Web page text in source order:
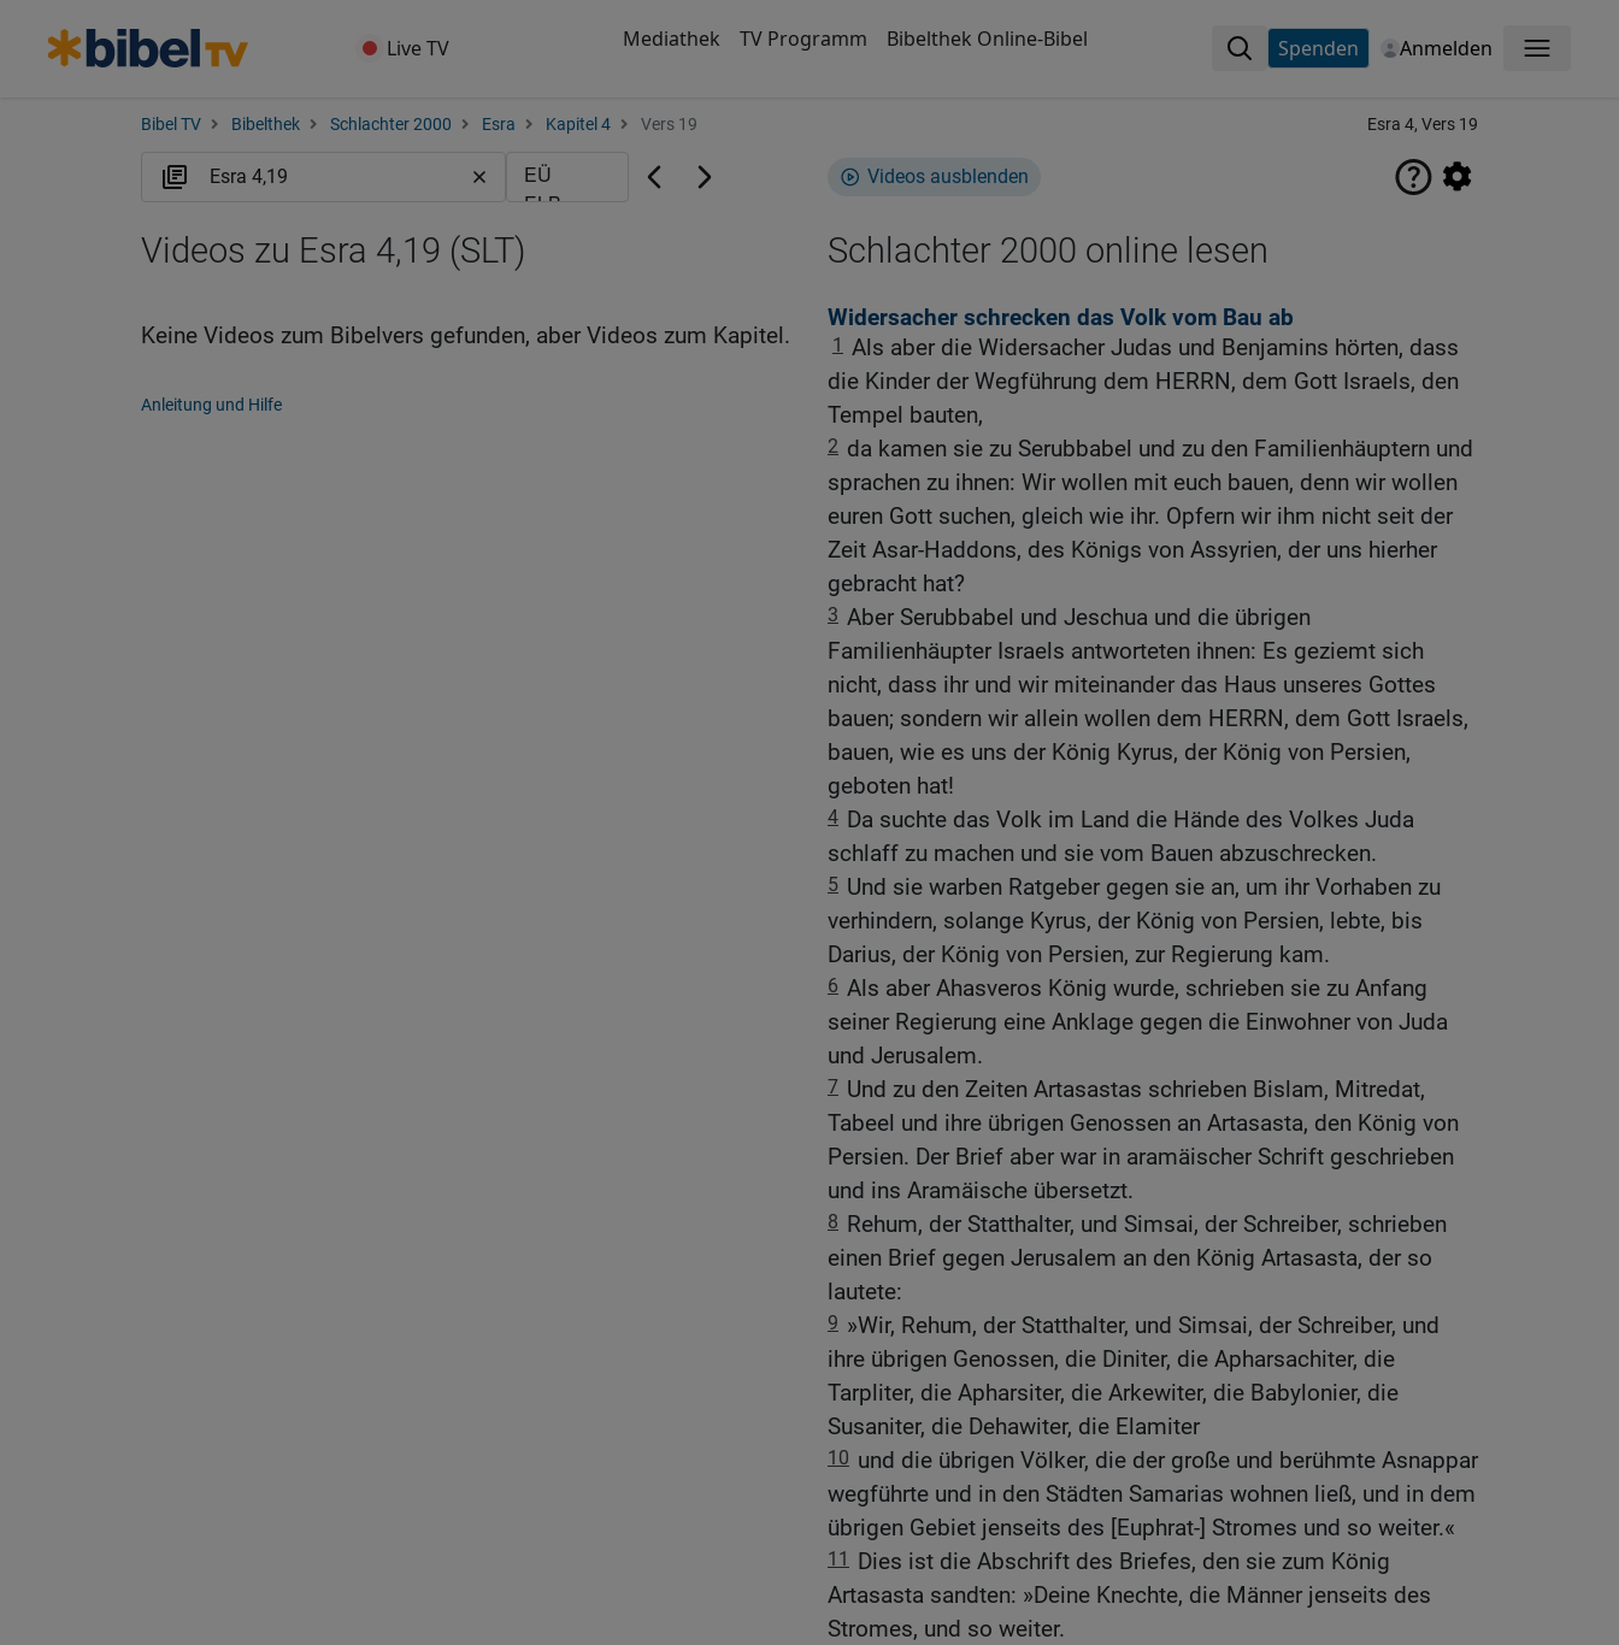
Live TV Mediathek TV Programm Bibelthek Online-Bibel Spenden Anmelden Menü
Bibel TV Bibelthek Schlachter 2000 Esra Kapitel 4 Vers 19 Esra 4, Vers 19
Videos ausblenden
Schlachter 2000 online lesen
Widersacher schrecken das Volk vom Bau ab
1 Als aber die Widersacher Judas und Benjamins hörten, dass
die Kinder der Wegführung dem HERRN, dem Gott Israels, den
Tempel bauten,
2 da kamen sie zu Serubbabel und zu den Familienhäuptern und
sprachen zu ihnen: Wir wollen mit euch bauen, denn wir wollen
euren Gott suchen, gleich wie ihr. Opfern wir ihm nicht seit der
Zeit Asar-Haddons, des Königs von Assyrien, der uns hierher
gebracht hat?
3 Aber Serubbabel und Jeschua und die übrigen
Familienhäupter Israels antworteten ihnen: Es geziemt sich
nicht, dass ihr und wir miteinander das Haus unseres Gottes
bauen; sondern wir allein wollen dem HERRN, dem Gott Israels,
bauen, wie es uns der König Kyrus, der König von Persien,
geboten hat!
4 Da suchte das Volk im Land die Hände des Volkes Juda
schlaff zu machen und sie vom Bauen abzuschrecken.
5 Und sie warben Ratgeber gegen sie an, um ihr Vorhaben zu
verhindern, solange Kyrus, der König von Persien, lebte, bis
Darius, der König von Persien, zur Regierung kam.
6 Als aber Ahasveros König wurde, schrieben sie zu Anfang
seiner Regierung eine Anklage gegen die Einwohner von Juda
und Jerusalem.
7 Und zu den Zeiten Artasastas schrieben Bislam, Mitredat,
Tabeel und ihre übrigen Genossen an Artasasta, den König von
Persien. Der Brief aber war in aramäischer Schrift geschrieben
und ins Aramäische übersetzt.
8 Rehum, der Statthalter, und Simsai, der Schreiber, schrieben
einen Brief gegen Jerusalem an den König Artasasta, der so
lautete:
9 »Wir, Rehum, der Statthalter, und Simsai, der Schreiber, und
ihre übrigen Genossen, die Diniter, die Apharsachiter, die
Tarpliter, die Apharsiter, die Arkewiter, die Babylonier, die
Susaniter, die Dehawiter, die Elamiter
10 und die übrigen Völker, die der große und berühmte Asnappar
wegführte und in den Städten Samarias wohnen ließ, und in dem
übrigen Gebiet jenseits des [Euphrat-] Stromes und so weiter.«
11
Dies ist die Abschrift des Briefes, den sie zum König
Artasasta sandten: »Deine Knechte, die Männer jenseits des
Stromes, und so weiter.
Videos zu Esra 4,19 (SLT)
Keine Videos zum Bibelvers gefunden, aber Videos zum Kapitel.
Anleitung und Hilfe